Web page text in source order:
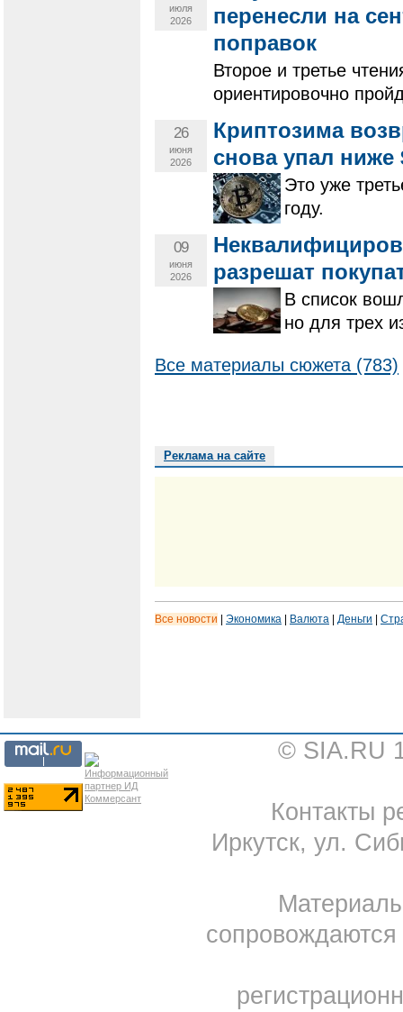
июля
2026
перенесли на
поправок
Второе и третье
ориентировочно
26
июня
2026
Криптозима
снова упал ниже
Это уже
году.
09
июня
2026
разрешат
В список
но для трех
Все материалы сюжета (783)
Реклама на сайте
Все новости | Экономика | Валюта | Деньги |
© SIA.RU
Контакты
Иркутск, ул.